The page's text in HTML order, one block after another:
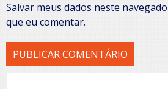
Salvar meus dados neste
que eu comentar.